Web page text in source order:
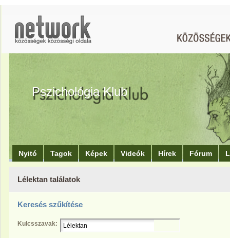
Pszichológia Klub
Nyitó Tagok Képek Videók Hírek Fórum
Lélektan találatok
Keresés szűkítése
Kulcsszavak: